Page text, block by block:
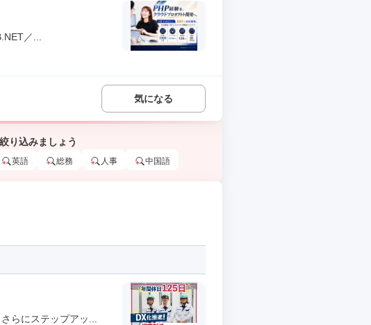
／...
気になる
り込みましょう
英語 総務 人事 中国語
らにステップアッ...